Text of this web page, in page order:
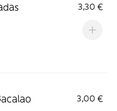
3,30 €
3,00 €